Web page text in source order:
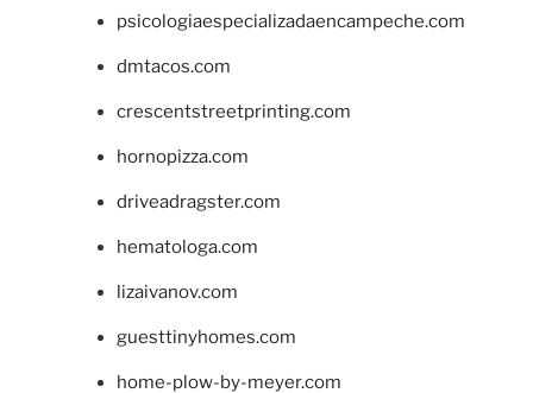
psicologiaespecializadaencampeche.com
dmtacos.com
crescentstreetprinting.com
hornopizza.com
driveadragster.com
hematologa.com
lizaivanov.com
guesttinyhomes.com
home-plow-by-meyer.com